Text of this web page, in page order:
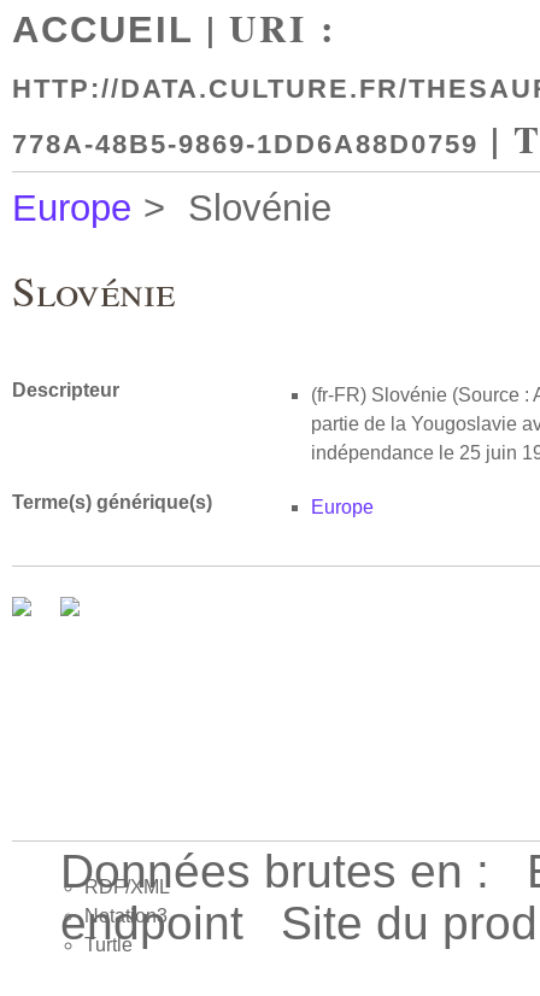
ACCUEIL | URI :
HTTP://DATA.CULTURE.FR/
778A-48B5-9869-1DD6A88D0759 |
Europe > Slovénie
Slovénie
Descripteur (fr-FR) Slovénie (Source :
partie de la Yougoslavie
indépendance le 25 juin
Terme(s) générique(s) Europe
Données brutes en :
RDF/XML
Notation3
Turtle
endpoint
Site du